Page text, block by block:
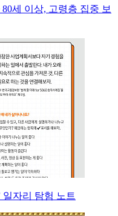
세 이상, 고령층 집중 보
일자리 탐험 노트